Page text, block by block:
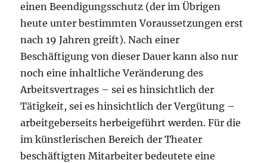
einen Beendigungsschutz (der im Übrigen
heute unter bestimmten Voraussetzungen erst
nach 19 Jahren greift). Nach einer
Beschäftigung von dieser Dauer kann also nur
noch eine inhaltliche Veränderung des
Arbeitsvertrages – sei es hinsichtlich der
Tätigkeit, sei es hinsichtlich der Vergütung –
arbeitgeberseits herbeigeführt werden. Für die
im künstlerischen Bereich der Theater
beschäftigten Mitarbeiter bedeutete eine